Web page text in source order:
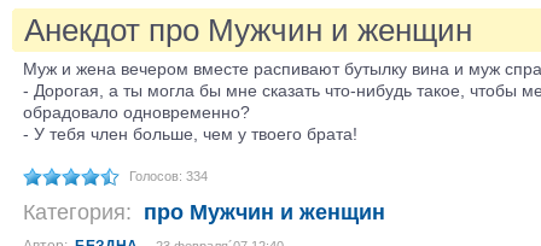
Анекдот про Мужчин и женщин
Муж и жена вечером вместе распивают бутылку вина и муж
- Дорогая, a ты могла бы мне сказать что-нибудь такое, чтобы
обрадовало одновременно?
- У тебя член больше, чем у твоего брата!
Голосов: 334
Категория: про Мужчин и женщин